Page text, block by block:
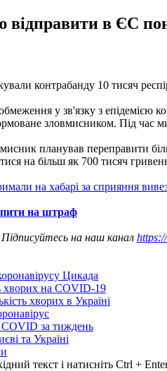
в ЄС
контрабанду 10 тисяч
у зв'язку з епідемією
зловмисником. Під час
планував переправити
на більш як 700 тисяч
на хабарі за сприяння
на штраф
на наш канал
Цикада
хворих на COVID-19
хворих в Україні
COVID за тиждень
та Україні
текст і натисніть Ctrl +